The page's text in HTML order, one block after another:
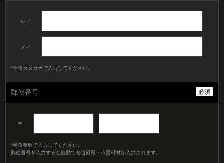
セイ
メイ
*全角カタカナで入力してください。
郵便番号 必須
〒 -
*半角整数で入力してください。
郵便番号を入力すると自動で都道府県・市区町村が入力されます。